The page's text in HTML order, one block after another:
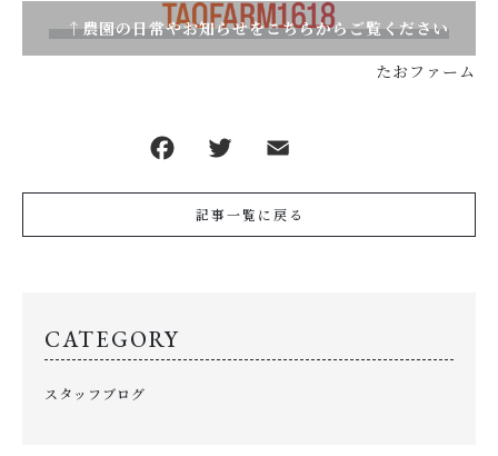
↑農園の日常やお知らせをこちらからご覧ください
たおファーム
記事一覧に戻る
CATEGORY
スタッフブログ